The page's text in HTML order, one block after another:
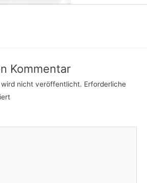
Kommentar
wird nicht veröffentlicht. Erforderliche